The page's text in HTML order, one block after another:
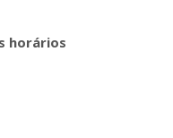
horários